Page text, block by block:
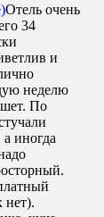
Отель очень
34
и
неделю
По
иногда
нет).